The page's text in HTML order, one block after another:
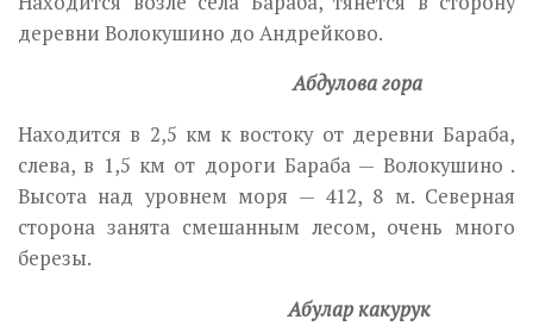
деревни Волокушино до Андрейково.
Абдулова гора
Находится в 2,5 км к востоку от деревни Бараба,
слева, в 1,5 км от дороги Бараба — Волокушино .
Высота над уровнем моря — 412, 8 м. Северная
сторона занята смешанным лесом, очень много
березы.
Абулар какурук